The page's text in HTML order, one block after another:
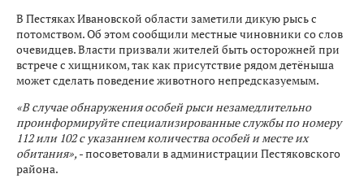
В Пестяках Ивановской области заметили дикую рысь с
потомством. Об этом сообщили местные чиновники со слов
очевидцев. Власти призвали жителей быть осторожней при
встрече с хищником, так как присутствие рядом детёныша
может сделать поведение животного непредсказуемым.
«В случае обнаружения особей рыси незамедлительно
проинформируйте специализированные службы по номеру
112 или 102 с указанием количества особей и месте их
обитания», - посоветовали в администрации Пестяковского
района.